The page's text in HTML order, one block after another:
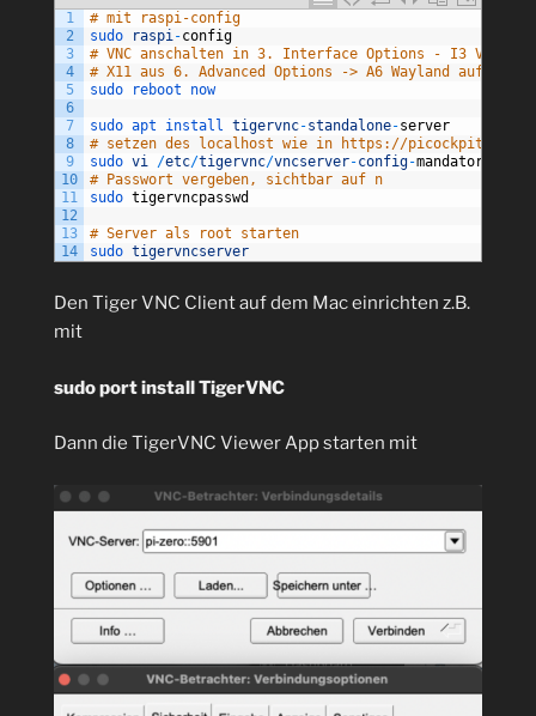
1
2
3
4
5
6
7
8
9
10
11
12
13
14
# mit raspi-config
sudo
raspi -config
# VNC anschalten in 3. Interface Options - I3 VNC
# X11 aus 6. Advanced Options -> A6 Wayland auf W2
sudo
reboot now
sudo apt install tigervnc-standalone-server
# setzen des localhost wie in https://picockpit.com/
sudo vi /etc/tigervnc/vncserver-config-mandatory
# Passwort vergeben, sichtbar auf n
sudo tigervncpasswd
# Server als root starten
sudo tigervncserver
Den Tiger VNC Client auf dem Mac einrichten z.B.
mit
sudo port install TigerVNC
Dann die TigerVNC Viewer App starten mit